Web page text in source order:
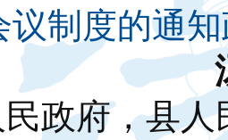
议制度的通
政府，县